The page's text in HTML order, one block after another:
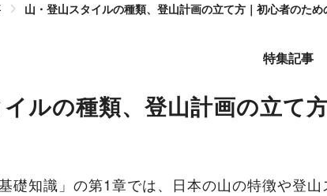
山・登山スタイルの種類、登山計画の立て方｜初心者のため
特集記事
ルの種類、登山計画の立て
礎知識」の第1章では、日本の山の特徴や登